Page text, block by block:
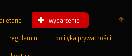
bileterie wydarzenie
regulamin polityka prywatności